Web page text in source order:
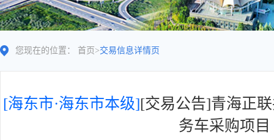
您现在的位置： 首页 >交易信息详情页
[海东市·海东市本级][交易公告]青海正
务车采购项